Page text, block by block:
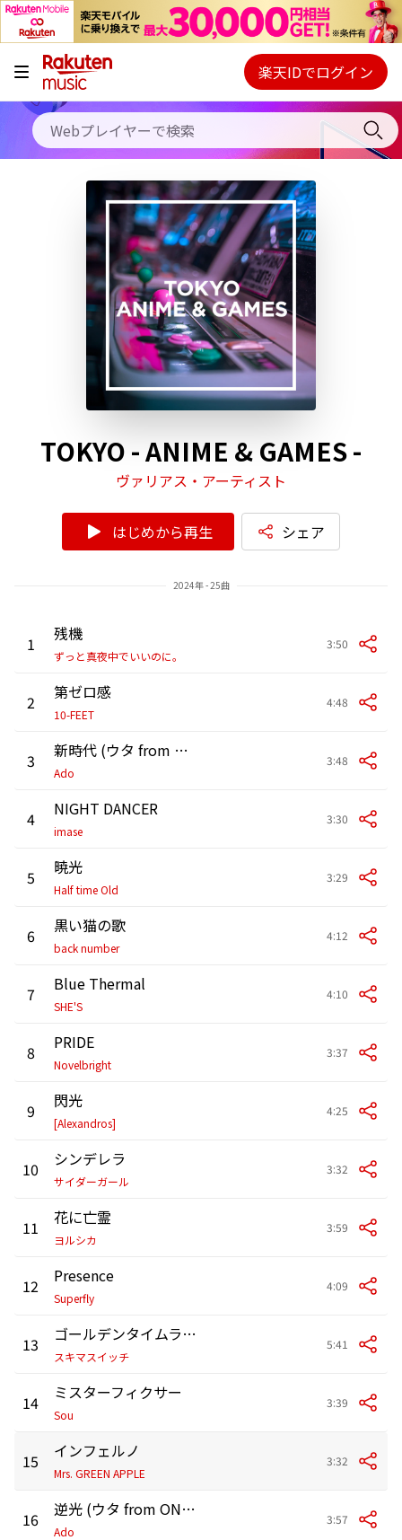
キャンペーン
料金プラン
使い方
初回30日間無料お試し
Webプレイヤー
ご契約内容の確認・変更
楽天IDでログイン
TOKYO - ANIME & GAMES -
ヴァリアス・アーティスト
はじめから再生 シェア
2024年 - 25曲
1 残機
ずっと真夜中でいいのに。
3:50
2 第ゼロ感
10-FEET
4:48
3 新時代 (ウタ from ONE PIECE FILM RED)
Ado
3:48
4 NIGHT DANCER
imase
3:30
5 暁光
Half time Old
3:29
6 黒い猫の歌
back number
4:12
7 Blue Thermal
SHE'S
4:10
8 PRIDE
Novelbright
3:37
9 閃光
[Alexandros]
4:25
10 シンデレラ
サイダーガール
3:32
11 花に亡霊
ヨルシカ
3:59
12 Presence
Superfly
4:09
13 ゴールデンタイムラバー
スキマスイッチ
5:41
14 ミスターフィクサー
Sou
3:39
15 インフェルノ
Mrs. GREEN APPLE
3:32
16 逆光 (ウタ from ONE PIECE FILM RED)
Ado
3:57